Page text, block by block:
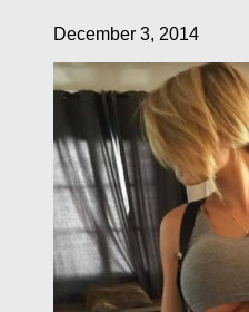
December 3, 2014